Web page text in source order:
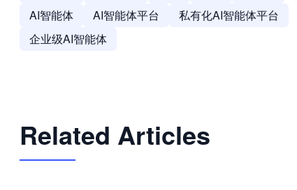
AI智能体
AI智能体平台
私有化AI智能体平台
企业级AI智能体
Related Articles